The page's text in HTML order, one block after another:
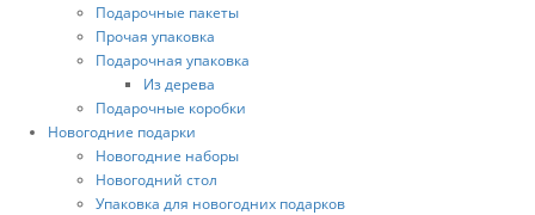
Подарочные пакеты
Прочая упаковка
Подарочная упаковка
Из дерева
Подарочные коробки
Новогодние подарки
Новогодние наборы
Новогодний стол
Упаковка для новогодних подарков